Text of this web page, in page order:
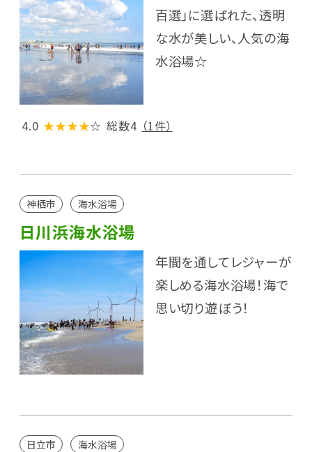
百選」に選ばれた、透明
な水が美しい、人気の海
水浴場☆
4.0 ★★★★☆ 総数4 （1件）
神栖市 海水浴場
日川浜海水浴場
年間を通してレジャーが
楽しめる海水浴場！海で
思い切り遊ぼう！
日立市 海水浴場